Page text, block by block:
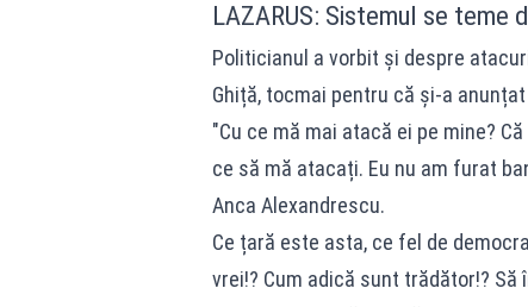
LAZARUS: Sistemul se teme
Politicianul a vorbit și despre
Ghiță, tocmai pentru că și-a
"Cu ce mă mai atacă ei pe mine?
ce să mă atacați. Eu nu am furat
Anca Alexandrescu.
Ce țară este asta, ce fel de
vrei!? Cum adică sunt trădător!?